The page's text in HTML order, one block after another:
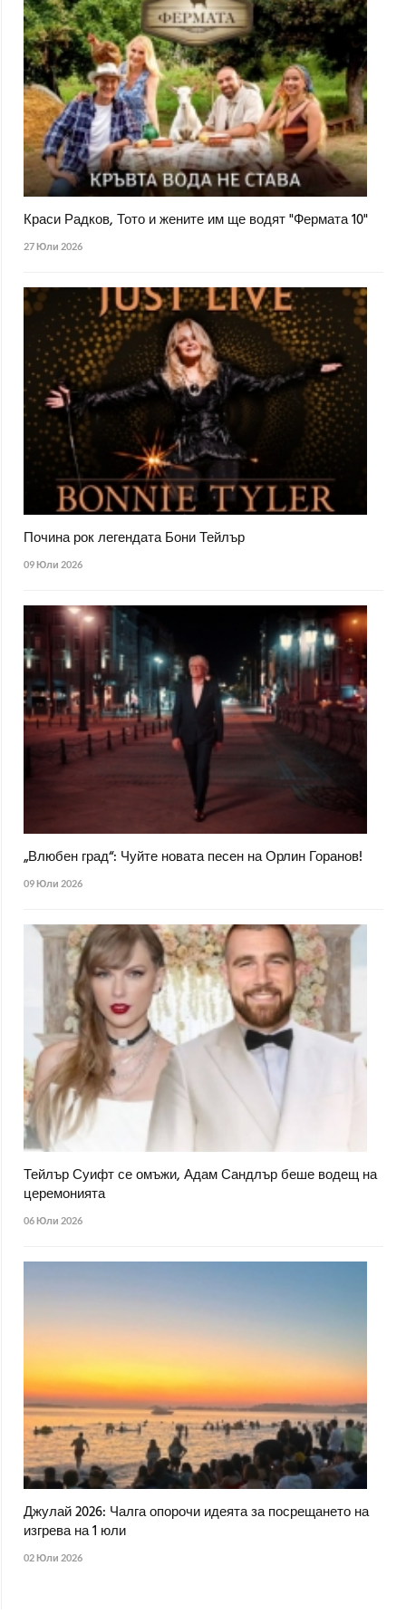
Краси Радков, Тото и жените им ще водят "Фермата 10"
27 Юли 2026
Почина рок легендата Бони Тейлър
09 Юли 2026
„Влюбен град“: Чуйте новата песен на Орлин Горанов!
09 Юли 2026
Тейлър Суифт се омъжи, Адам Сандлър беше водещ на
церемонията
06 Юли 2026
Джулай 2026: Чалга опорочи идеята за посрещането на
изгрева на 1 юли
02 Юли 2026